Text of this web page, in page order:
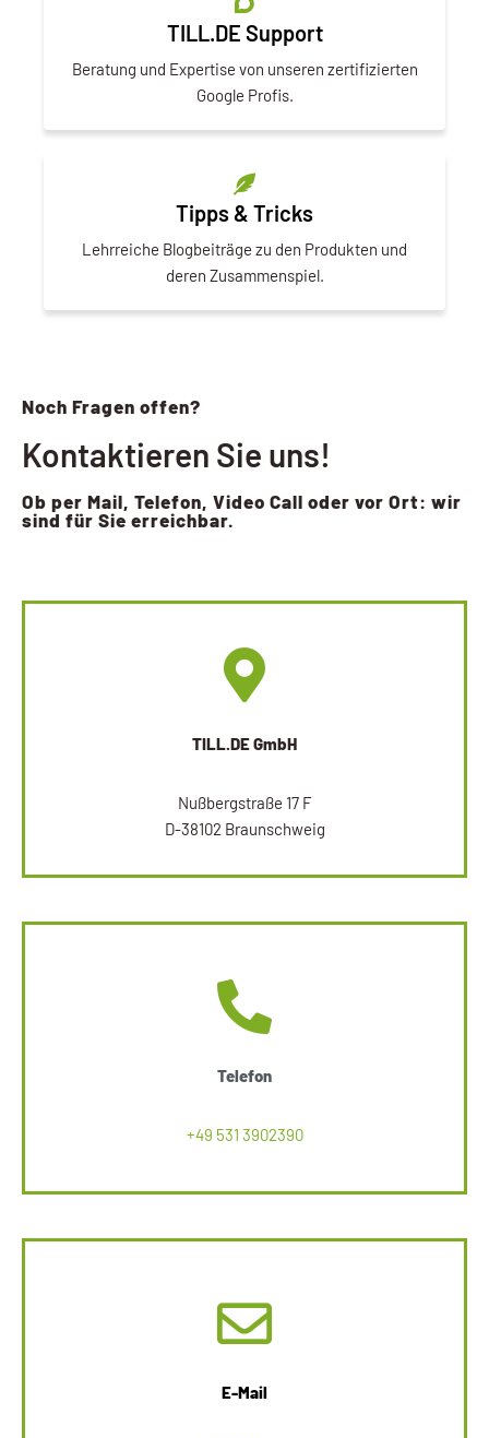
TILL.DE Support
Beratung und Expertise von unseren zertifizierten
Google Profis.
Tipps & Tricks
Lehrreiche Blogbeiträge zu den Produkten und
deren Zusammenspiel.
Noch Fragen offen?
Kontaktieren Sie uns!
Ob per Mail, Telefon, Video Call oder vor Ort: wir
sind für Sie erreichbar.
TILL.DE GmbH
Nußbergstraße 17 F
D-38102 Braunschweig
Telefon
+49 531 3902390
E-Mail